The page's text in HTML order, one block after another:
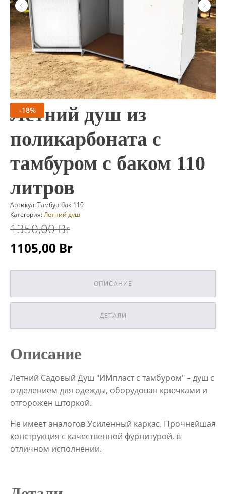
-18%
Летний душ из
поликарбоната с
тамбуром с баком 110
литров
Артикул:Тамбур-бак-110
Категория:Летний душ
1350,00Br
Первоначальная
цена
1350,00 Br.
1105,00 BrТекущая
цена:
1105,00 Br.
ОПИСАНИЕ
ДЕТАЛИ
Описание
Летний Садовый Душ "ИМпласт с тамбуром" – душ с
отделением для одежды, оборудован крючками и
отгорожен шторкой.
Не имеет аналогов Усиленный каркас. Прочнейшая
конструкция с качественной фурнитурой, в
отличном исполнении.